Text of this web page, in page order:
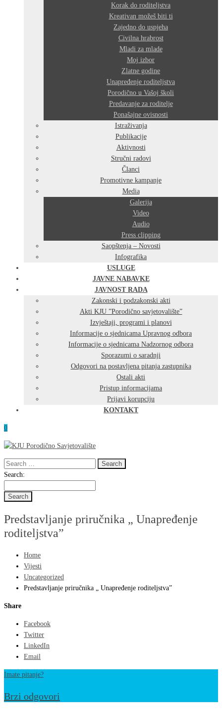
Korak do roditeljstva
Kreativan možeš biti ti
Zajedno do uspjeha
Civilna hrabrost
Mladi za mlade
Moj izbor
Zlatne godine
Unapređenje roditeljstva
Porodično u Vašoj školi
Predavanje za roditelje
Ponašajne ovisnosti
Istraživanja
Publikacije
Aktivnosti
Stručni radovi
Članci
Promotivne kampanje
Media
Galerija
Video
Audio
Press clipping
Saopštenja – Novosti
Infografika
USLUGE
JAVNE NABAVKE
JAVNOST RADA
Zakonski i podzakonski akti
Akti KJU ”Porodično savjetovalište”
Izvještaji, programi i planovi
Informacije o sjednicama Upravnog odbora
Informacije o sjednicama Nadzornog odbora
Sporazumi o saradnji
Odgovori na postavljena pitanja zastupnika
Ostali akti
Pristup informacijama
Prijavi korupciju
KONTAKT
0
Search
for:
Search
Search:
Predstavljanje priručnika „ Unapređenje
roditeljstva”
Home
Vijesti
Uncategorized
Predstavljanje priručnika „ Unapređenje roditeljstva”
Share
Facebook
Twitter
LinkedIn
Email
Imate pitanje?
Brzi odgovori